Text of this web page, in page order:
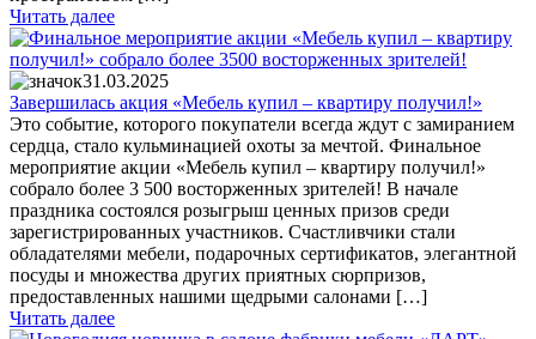
Читать далее
31.03.2025
Завершилась акция «Мебель купил – квартиру получил!»
Это событие, которого покупатели всегда ждут с замиранием
сердца, стало кульминацией охоты за мечтой. Финальное
мероприятие акции «Мебель купил – квартиру получил!»
собрало более 3 500 восторженных зрителей! В начале
праздника состоялся розыгрыш ценных призов среди
зарегистрированных участников. Счастливчики стали
обладателями мебели, подарочных сертификатов, элегантной
посуды и множества других приятных сюрпризов,
предоставленных нашими щедрыми салонами […]
Читать далее